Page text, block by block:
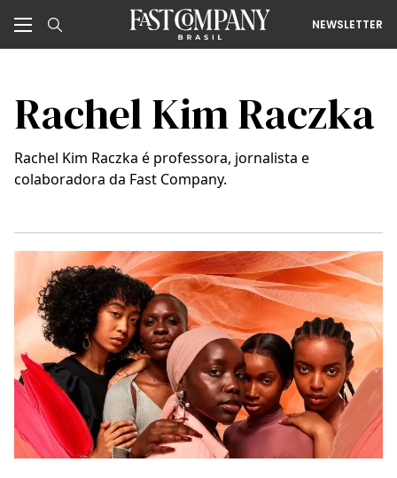
NEWSLETTER
Rachel Kim Raczka
Rachel Kim Raczka é professora, jornalista e
colaboradora da Fast Company.